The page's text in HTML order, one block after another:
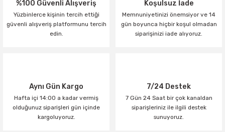
%100 Güvenli Alışveriş
Yüzbinlerce kişinin tercih ettiği
güvenli alışveriş platformunu tercih
edin.
Koşulsuz İade
Memnuniyetinizi önemsiyor ve 14
gün boyunca hiçbir koşul olmadan
siparişinizi iade alıyoruz.
Aynı Gün Kargo
Hafta içi 14:00 a kadar vermiş
olduğunuz siparişleri gün içinde
kargoluyoruz.
7/24 Destek
7 Gün 24 Saat bir çok kanaldan
siparişleriniz ile ilgili destek
sunuyoruz.